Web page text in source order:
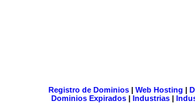
Registro de Dominios| Web Hosting |
Dominios Expirados | Industrias |